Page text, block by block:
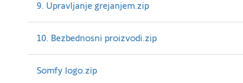
9. Upravljanje grejanjem.zip
10. Bezbednosni proizvodi.zip
Somfy logo.zip